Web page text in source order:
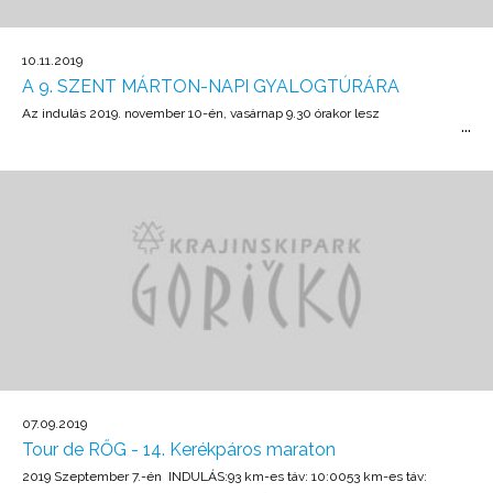
útvonal hossza: kb. 12 km Nehézségi fok: erdei út dombos terepen
Felszerelés: túrabakancs, bot, hátizsák, víz, gyümölcs A határ-mentén
való mozgás miatt hozzon magával személyi okmányt Jelentkezés:
VENDEL ŽIDO-nál a 00 386 40 583 456 mobilszámon, Vagy a következõ
e-mail címen: zido.vendel@gmail.com, illetve a gyalogtúra indulása elõtt
10.11.2019
A 9. SZENT MÁRTON-NAPI GYALOGTÚRÁRA
Az indulás 2019. november 10-én, vasárnap 9.30 órakor lesz
07.09.2019
Tour de RŐG - 14. Kerékpáros maraton
2019 Szeptember 7.-én INDULÁS:93 km-es táv: 10:0053 km-es táv: